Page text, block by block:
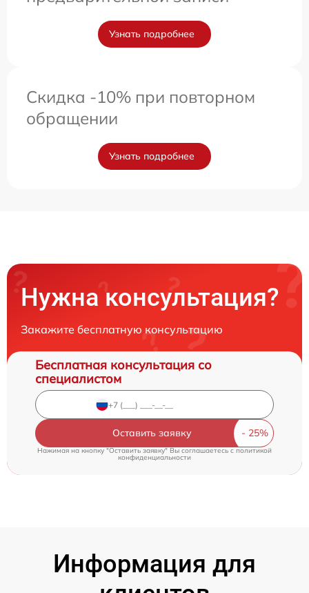
Узнать подробнее
Скидка -10% при повторном
обращении
Узнать подробнее
Нужна консультация?
Закажите бесплатную консультацию
Бесплатная консультация со
специалистом
Оставить заявку
Нажимая на кнопку "Оставить заявку" Вы соглашаетесь c политикой
конфиденциальности
Информация для